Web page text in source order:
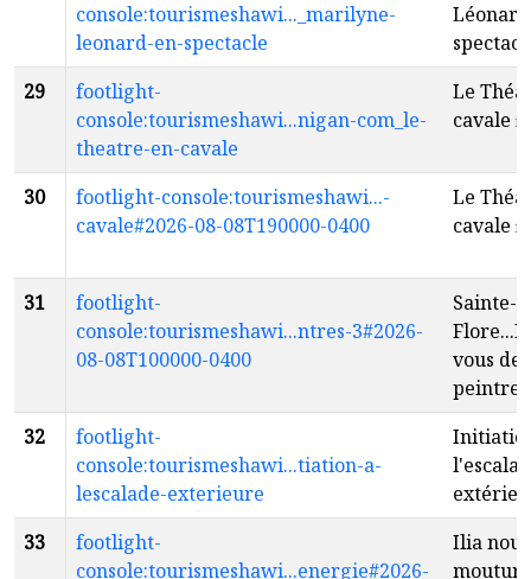
console:tourismeshawi..._marilyne-
leonard-en-spectacle
29
footlight-
console:tourismeshawi...nigan-com_le-
theatre-en-cavale
Le
cavale fr
30
footlight-console:tourismeshawi...-
cavale#2026-08-08T190000-0400
Le
cavale fr
31
footlight-
console:tourismeshawi...ntres-3#2026-
08-08T100000-0400
Sainte-
vous des
peintres
32
footlight-
console:tourismeshawi...tiation-a-
lescalade-exterieure
33
footlight-
console:tourismeshawi...energie#2026-
Ilia
mouture